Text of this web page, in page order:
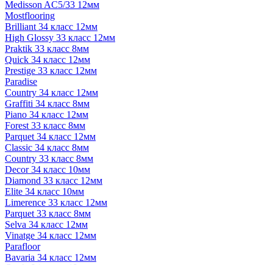
Medisson AC5/33 12мм
Mostflooring
Brilliant 34 класс 12мм
High Glossy 33 класс 12мм
Praktik 33 класс 8мм
Quick 34 класс 12мм
Prestige 33 класс 12мм
Paradise
Country 34 класс 12мм
Graffiti 34 класс 8мм
Piano 34 класс 12мм
Forest 33 класс 8мм
Parquet 34 класс 12мм
Classic 34 класс 8мм
Country 33 класс 8мм
Decor 34 класс 10мм
Diamond 33 класс 12мм
Elite 34 класс 10мм
Limerence 33 класс 12мм
Parquet 33 класс 8мм
Selva 34 класс 12мм
Vinatge 34 класс 12мм
Parafloor
Bavaria 34 класс 12мм